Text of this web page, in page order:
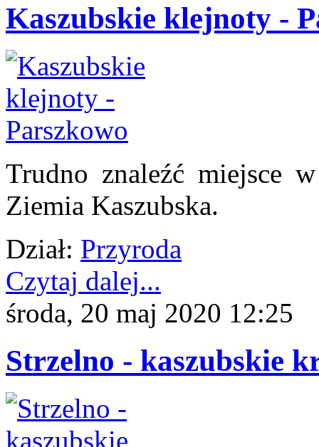
Kaszubskie klejnoty -
Trudno znaleźć miejsce
Ziemia Kaszubska.
Dział: Przyroda
Czytaj dalej...
środa, 20 maj 2020 12:25
Strzelno - kaszubskie